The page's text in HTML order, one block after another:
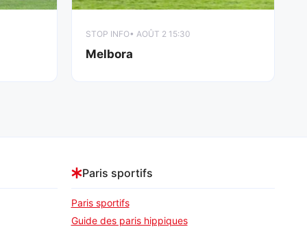
STOP INFO• AOÛT 2 15:30
Melbora
Paris sportifs
Paris sportifs
Guide des paris hippiques